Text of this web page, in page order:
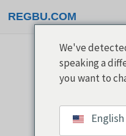
REGBU.COM
We've
speaking a
you want to
English